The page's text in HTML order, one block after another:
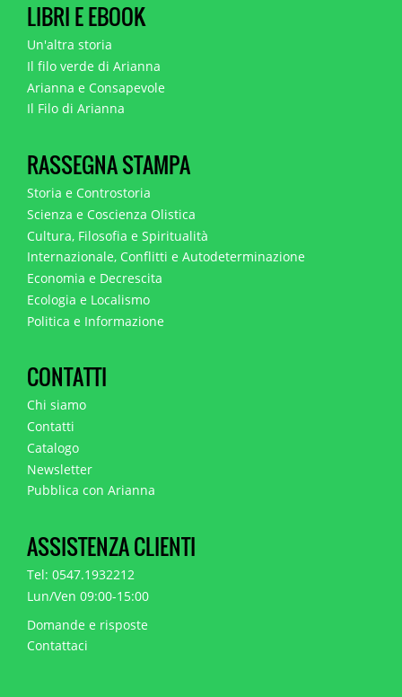
LIBRI E EBOOK
Un'altra storia
Il filo verde di Arianna
Arianna e Consapevole
Il Filo di Arianna
RASSEGNA STAMPA
Storia e Controstoria
Scienza e Coscienza Olistica
Cultura, Filosofia e Spiritualità
Internazionale, Conflitti e Autodeterminazione
Economia e Decrescita
Ecologia e Localismo
Politica e Informazione
CONTATTI
Chi siamo
Contatti
Catalogo
Newsletter
Pubblica con Arianna
ASSISTENZA CLIENTI
Tel: 0547.1932212
Lun/Ven 09:00-15:00
Domande e risposte
Contattaci